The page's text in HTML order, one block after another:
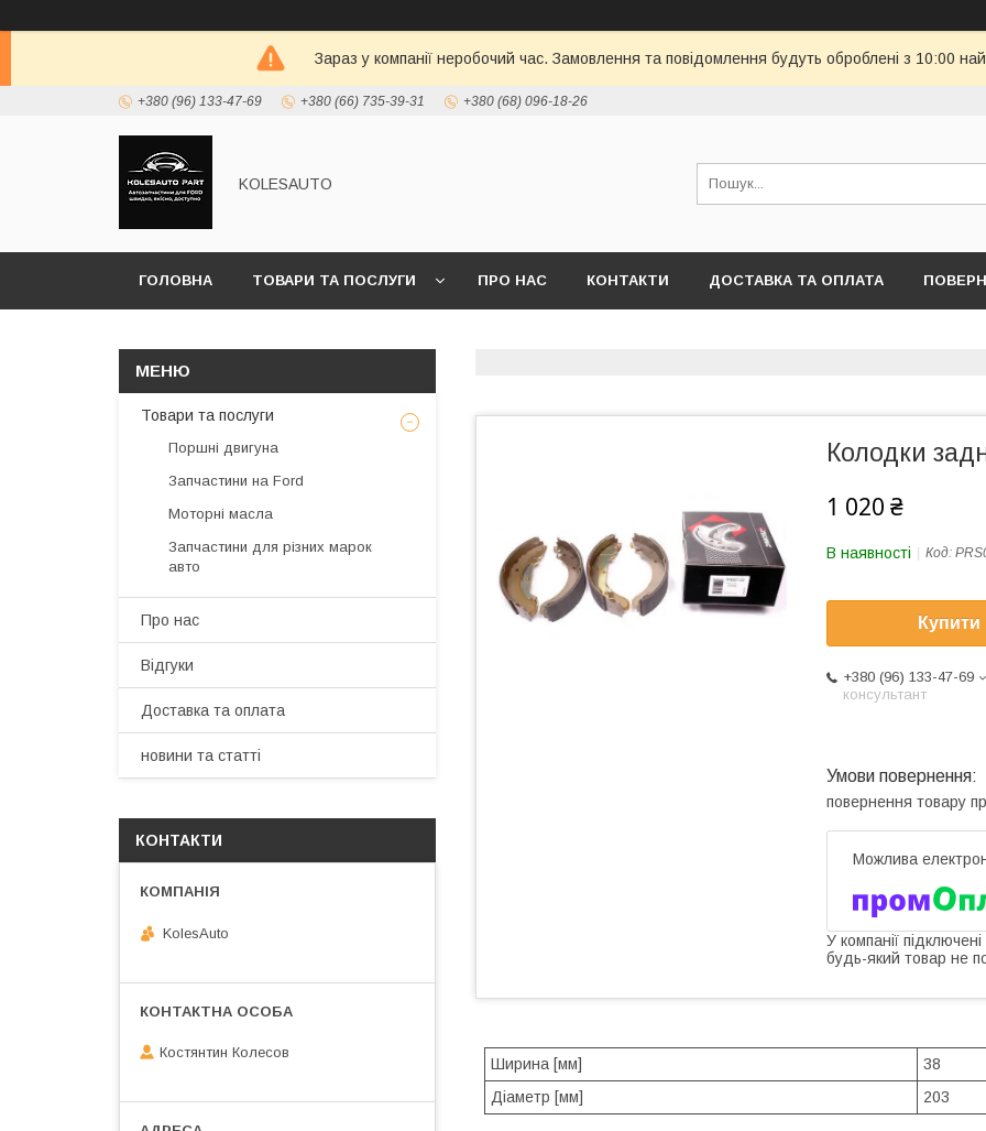
Зараз у компанії неробочий час. Замовлення та повідомлення будуть оброблені з 10:00
+380 (96) 133-47-69 +380 (66) 735-39-31 +380 (68) 096-18-26
KOLESAUTO
ГОЛОВНА ТОВАРИ ТА ПОСЛУГИ ПРО НАС КОНТАКТИ ДОСТАВКА ТА ОПЛАТА
Колодки
1 020 ₴
В наявності Код:
Купити
+380 (96) 133-47-69
консультант
повернення товару
У компанії
будь-який товар не
Ширина [мм]
38
Діаметр [мм]
203
Товари та послуги
Поршні двигуна
Запчастини на Ford
Моторні масла
Запчастини для різних марок
авто
Про нас
Відгуки
Доставка та оплата
новини та статті
КОНТАКТИ
KolesAuto
Костянтин Колесов